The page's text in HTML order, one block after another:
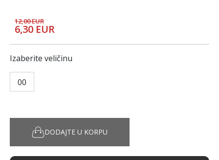
12,00 EUR
6,30 EUR
Izaberite veličinu
00
DODAJTE U KORPU